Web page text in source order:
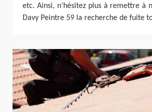
etc. Ainsi, n’hésitez plus à remettre à
Davy Peintre 59 la recherche de fuite